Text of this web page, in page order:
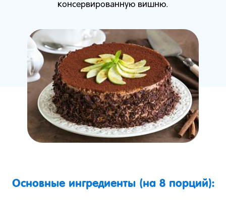
консервированную вишню.
Основные ингредиенты (на 8 порций):